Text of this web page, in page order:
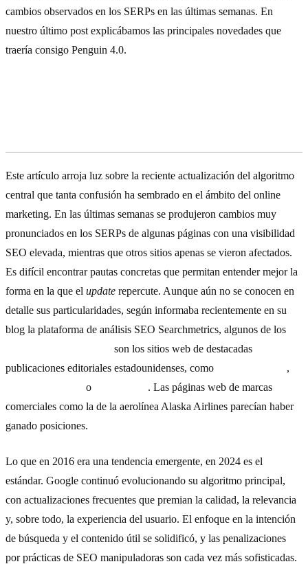
cambios observados en los SERPs en las últimas semanas. En
nuestro último post explicábamos las principales novedades que
traería consigo Penguin 4.0.
Este artículo arroja luz sobre la reciente actualización del algoritmo
central que tanta confusión ha sembrado en el ámbito del online
marketing. En las últimas semanas se produjeron cambios muy
pronunciados en los SERPs de algunas páginas con una visibilidad
SEO elevada, mientras que otros sitios apenas se vieron afectados.
Es difícil encontrar pautas concretas que permitan entender mejor la
forma en la que el update repercute. Aunque aún no se conocen en
detalle sus particularidades, según informaba recientemente en su
blog la plataforma de análisis SEO Searchmetrics, algunos de los
son los sitios web de destacadas
publicaciones editoriales estadounidenses, como
,
o
. Las páginas web de marcas
comerciales como la de la aerolínea Alaska Airlines parecían haber
ganado posiciones.
Lo que en 2016 era una tendencia emergente, en 2024 es el
estándar. Google continuó evolucionando su algoritmo principal,
con actualizaciones frecuentes que premian la calidad, la relevancia
y, sobre todo, la experiencia del usuario. El enfoque en la intención
de búsqueda y el contenido útil se solidificó, y las penalizaciones
por prácticas de SEO manipuladoras son cada vez más sofisticadas.